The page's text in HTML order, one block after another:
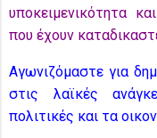
υποκειμενικότητα
που έχουν
Αγωνιζόμαστε για
στις λαϊκές
πολιτικές και τα